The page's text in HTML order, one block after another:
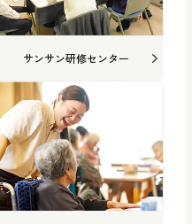
サンサン研修センター